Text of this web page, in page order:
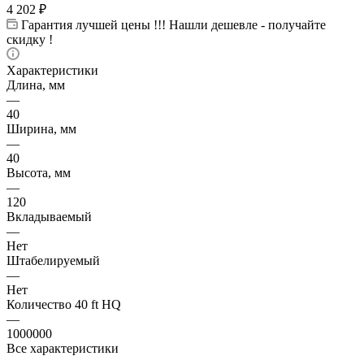
4 202 ₽
Гарантия лучшей цены !!! Нашли дешевле - получайте
скидку !
Характеристики
Длина, мм
—
40
Ширина, мм
—
40
Высота, мм
—
120
Вкладываемый
—
Нет
Штабелируемый
—
Нет
Количество 40 ft HQ
—
1000000
Все характеристики